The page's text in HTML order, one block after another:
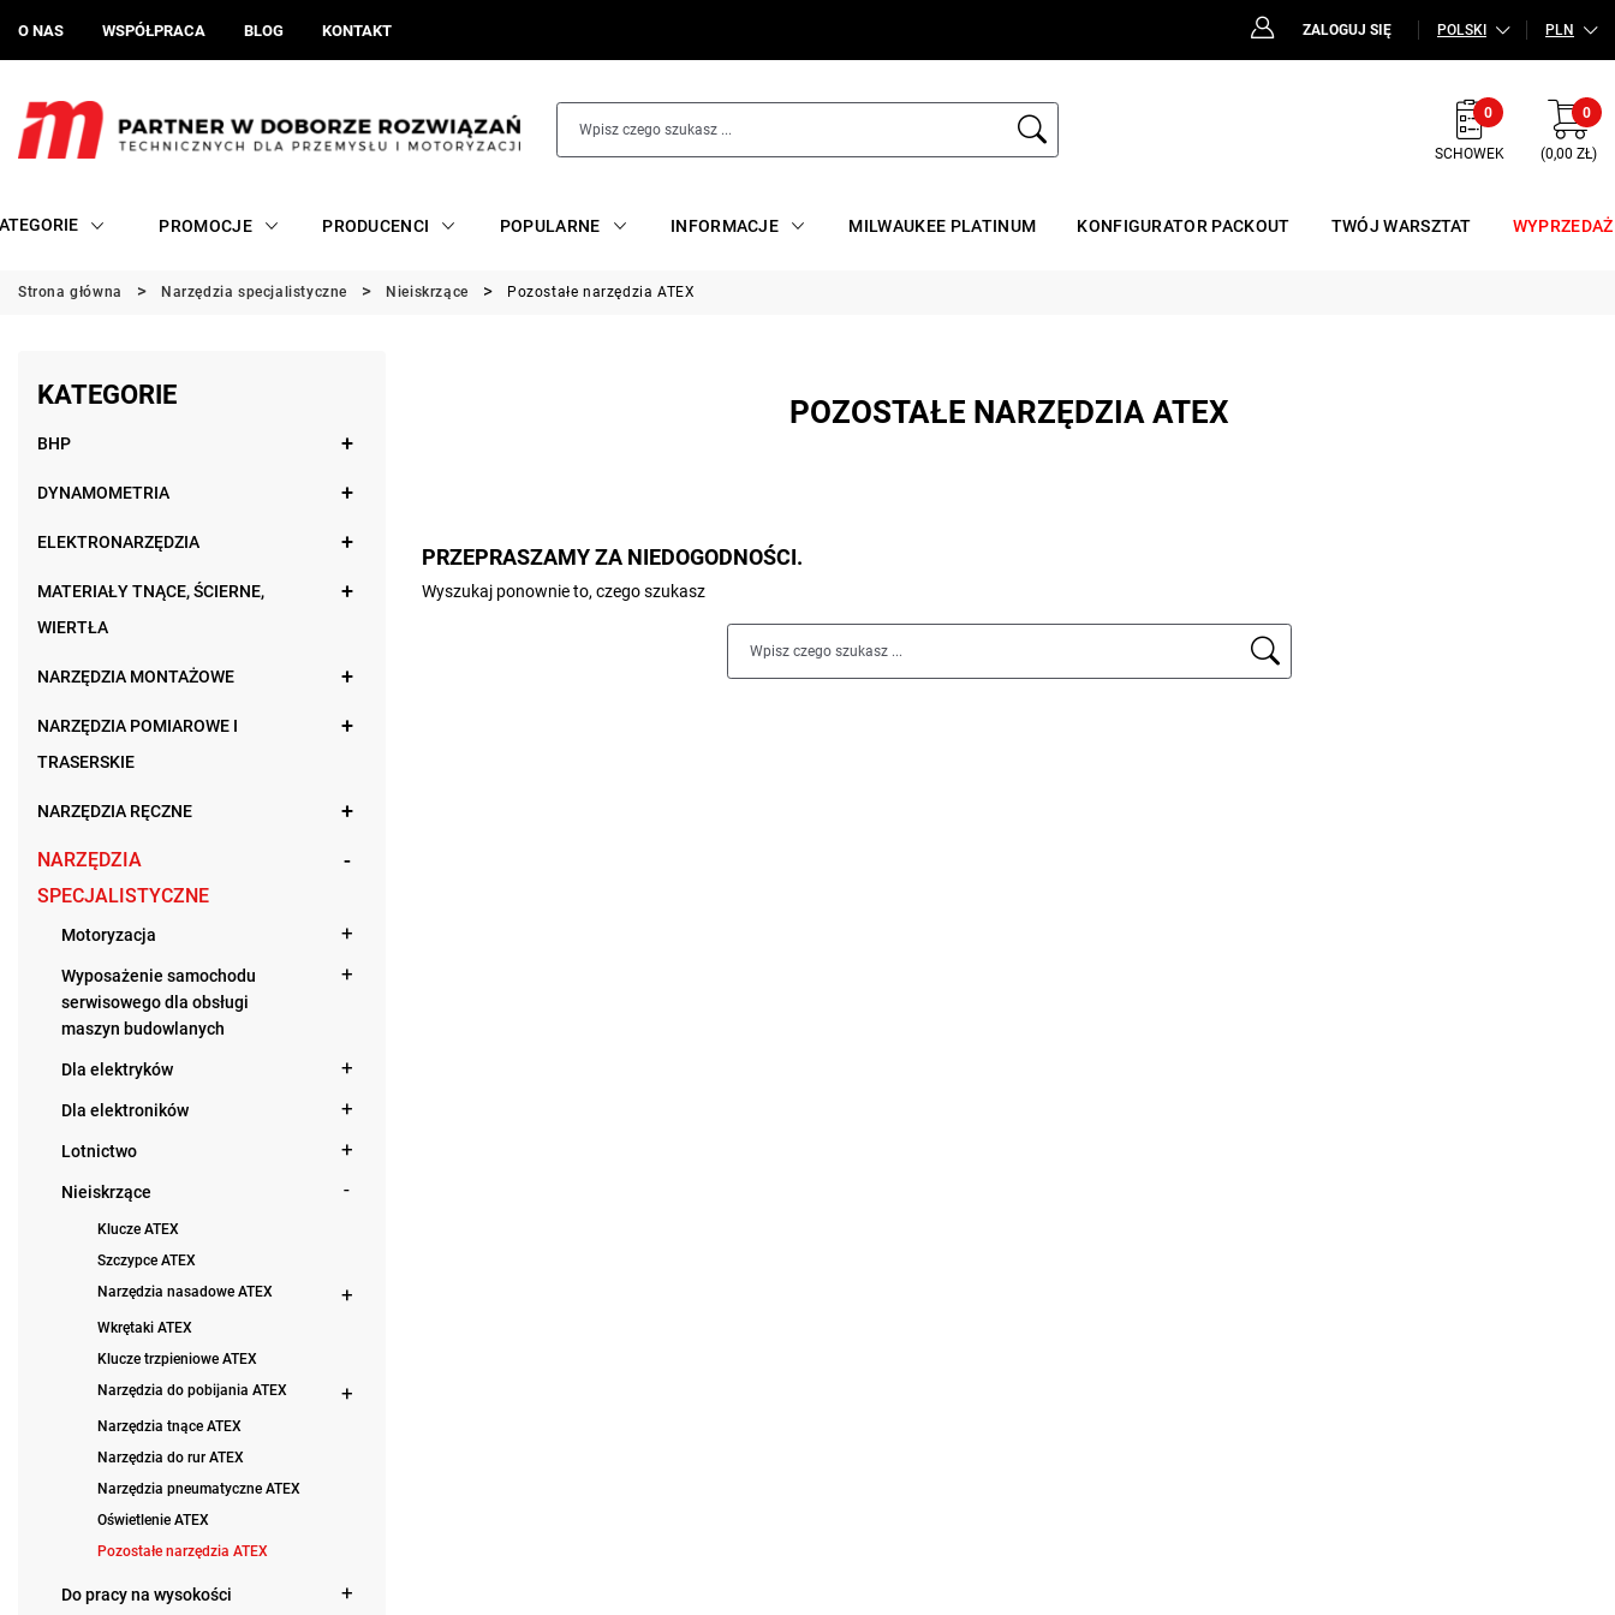
O NAS WSPÓŁPRACA BLOG KONTAKT ZALOGUJ SIĘ POLSKI PLN
0
SCHOWEK
0
(0,00 ZŁ)
PROMOCJE PRODUCENCI POPULARNE INFORMACJE MILWAUKEE PLATINUM KONFIGURATOR PACKOUT TWÓJ WARSZTAT WYPRZEDAŻ
Strona główna Narzędzia specjalistyczne Nieiskrzące Pozostałe narzędzia ATEX
KATEGORIE
BHP
DYNAMOMETRIA
ELEKTRONARZĘDZIA
MATERIAŁY TNĄCE, ŚCIERNE,
WIERTŁA
NARZĘDZIA MONTAŻOWE
NARZĘDZIA POMIAROWE I
TRASERSKIE
NARZĘDZIA RĘCZNE
NARZĘDZIA
SPECJALISTYCZNE
Motoryzacja
Wyposażenie samochodu
serwisowego dla obsługi
maszyn budowlanych
Dla elektryków
Dla elektroników
Lotnictwo
Nieiskrzące
Klucze ATEX
Szczypce ATEX
Narzędzia nasadowe ATEX
Wkrętaki ATEX
Klucze trzpieniowe ATEX
Narzędzia do pobijania ATEX
Narzędzia tnące ATEX
Narzędzia do rur ATEX
Narzędzia pneumatyczne ATEX
Oświetlenie ATEX
Pozostałe narzędzia ATEX
Do pracy na wysokości
POZOSTAŁE NARZĘDZIA ATEX
PRZEPRASZAMY ZA NIEDOGODNOŚCI.
Wyszukaj ponownie to, czego szukasz